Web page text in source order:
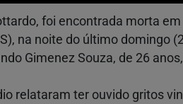
foi encontrada morta
na noite do último domingo
Gimenez Souza, de 26 anos,
relataram ter ouvido gritos